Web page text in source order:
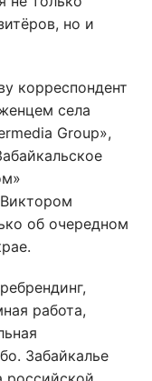
но и
корреспондент
села
Group»,
об очередном
работа,
Забайкалье